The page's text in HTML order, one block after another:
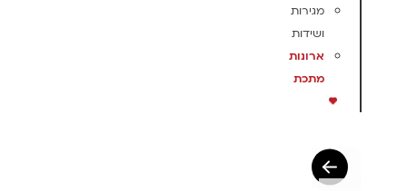
מגירות
ושידות
ארונות
מתכת